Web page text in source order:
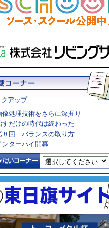
アップ
像処理技術をさらに深掘り
すだけの時代は終わった
８回 バランスの取り方
ンターハイ開幕